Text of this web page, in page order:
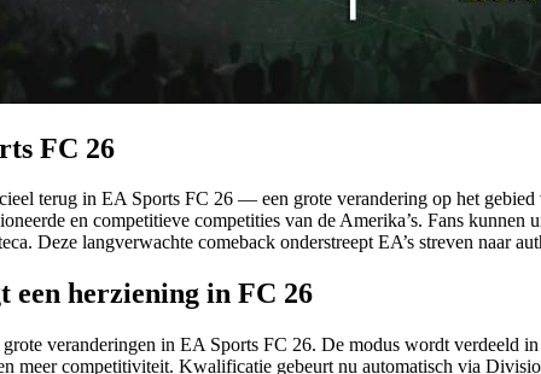
FC 26
terug in EA Sports FC 26 — een grote verandering op het
en competitieve competities van de Amerika’s. Fans
Deze langverwachte comeback onderstreept EA’s streven naar
een herziening in FC 26
veranderingen in EA Sports FC 26. De modus wordt
meer competitiviteit. Kwalificatie gebeurt nu automatisch via